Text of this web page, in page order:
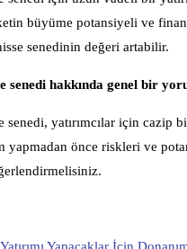
büyüme potansiyeli ve
senedinin değeri artabilir.
senedi hakkında genel bir
senedi, yatırımcılar için cazip
yapmadan önce riskleri ve